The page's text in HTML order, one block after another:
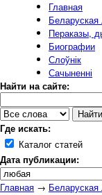
Главная
Беларуская
Пераказы,
Биографии
Слоўнік
Сачыненні
Найти на сайте:
Где искать:
Каталог статей
Дата публикации:
Главная → Беларуская